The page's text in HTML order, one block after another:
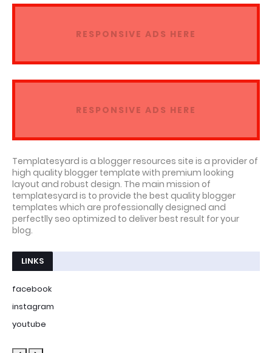
RESPONSIVE ADS HERE
RESPONSIVE ADS HERE
Templatesyard is a blogger resources site is a provider of
high quality blogger template with premium looking
layout and robust design. The main mission of
templatesyard is to provide the best quality blogger
templates which are professionally designed and
perfectlly seo optimized to deliver best result for your
blog.
LINKS
facebook
instagram
youtube